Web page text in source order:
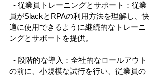
- 従業員トレーニングとサポート：従業
員がSlackとRPAの利用方法を理解し、快
適に使用できるように継続的なトレーニ
ングとサポートを提供。
- 段階的な導入：全社的なロールアウト
の前に、小規模な試行を行い、従業員の